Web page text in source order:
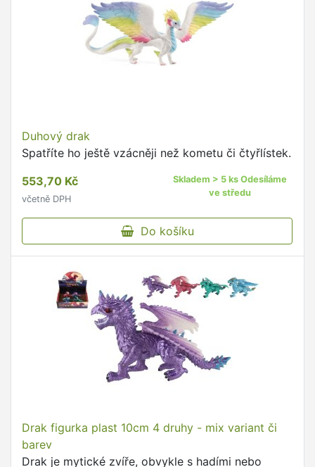
Duhový drak
Spatříte ho ještě vzácněji než kometu či čtyřlístek.
553,70 Kč
včetně DPH
Skladem > 5 ks Odesíláme
ve středu
Do košíku
Drak figurka plast 10cm 4 druhy - mix variant či
barev
Drak je mytické zvíře, obvykle s hadími nebo